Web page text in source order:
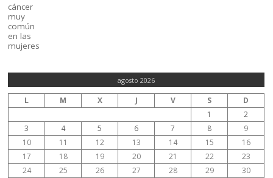
agosto 2026
L M X J V S
D
1
2
3
4 5 6 7 8
9
10
11 12 13 14 15
16
17
18 19 20 21 22
23
24
25 26 27 28 29 30